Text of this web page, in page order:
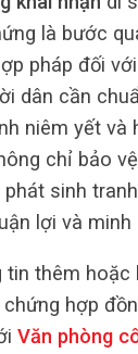
là bước
pháp đối
dân cần
niêm yết và
chỉ bảo
sinh
lợi và minh
tin thêm hoặc
hợp
Văn phòng